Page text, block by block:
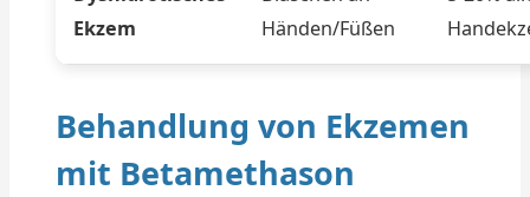
Ekzem
Händen/Füßen
Behandlung von Ekzemen
mit Betamethason